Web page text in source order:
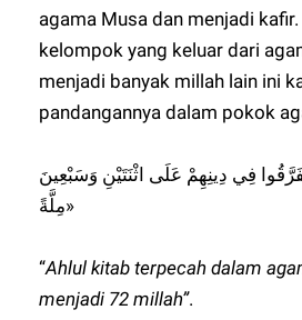
agama Musa dan menjadi
kelompok yang keluar dari
menjadi banyak millah lain ini
pandangannya dalam pokok
فِي دِينِهِمْ عَلَى اثْنَتَيْنِ وَسَبْعِينَ
مِلَّةً»
“Ahlul kitab terpecah dalam
menjadi 72 millah”.